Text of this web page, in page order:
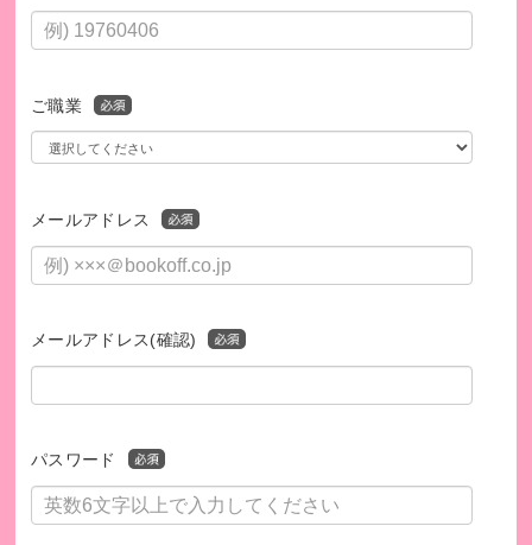
ご職業
メールアドレス
メールアドレス(確認)
パスワード